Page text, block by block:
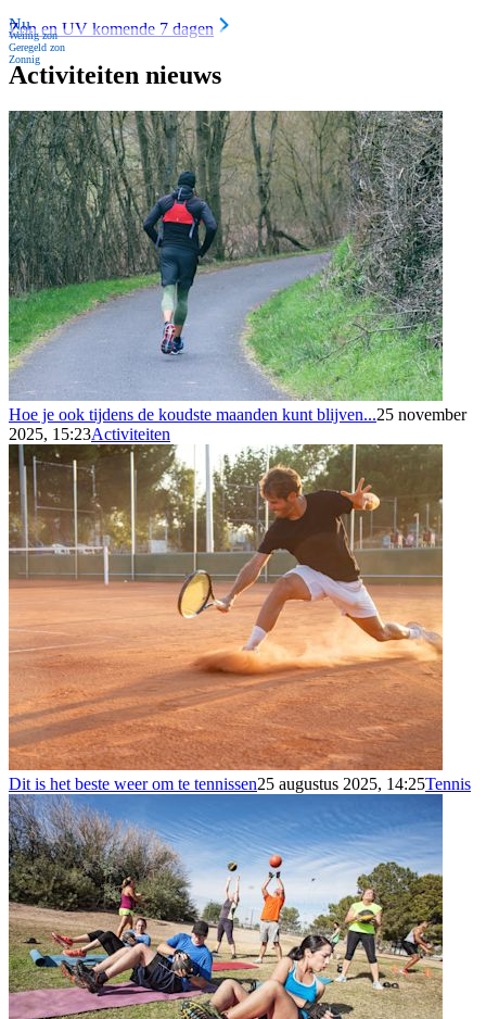
Nu
Weinig zon
Geregeld zon
Zonnig
Zon en UV komende 7 dagen
Activiteiten nieuws
Hoe je ook tijdens de koudste maanden kunt blijven...25 november
2025, 15:23Activiteiten
Dit is het beste weer om te tennissen25 augustus 2025, 14:25Tennis